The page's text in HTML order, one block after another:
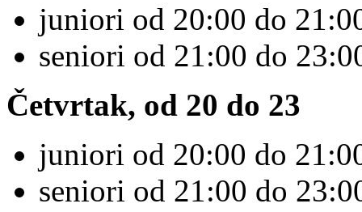
juniori od 20:00 do
seniori od 21:00 do
Četvrtak, od 20 do 23
juniori od 20:00 do
seniori od 21:00 do